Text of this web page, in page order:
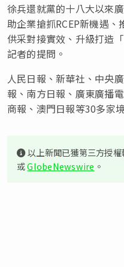
徐兵還就黨的十八大以來
助企業搶抓RCEP新機遇
供采對接實效、升級打造
記者的提問。
人民日報、新華社、中央
報、南方日報、廣東廣播
商報、澳門日報等30多家
以上新聞已獲第三方授
或GlobeNewswire 。